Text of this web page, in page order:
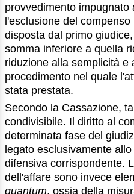
provvedimento impugnato
l'esclusione del
disposta dal primo
somma inferiore a quella
riduzione alla semplicità e
procedimento nel quale
stata prestata.
Secondo la Cassazione,
condivisibile. Il diritto al
determinata fase del
legato esclusivamente
difensiva corrispondente.
dell'affare sono invece
quantum, ossia della